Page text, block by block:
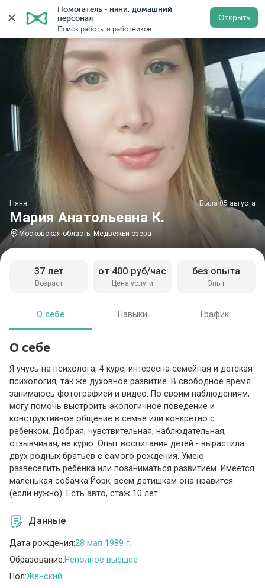
Помогатель - няни, домашний
персонал
Поиск работы и работников
Открыть
Главная Няни Няни в Московской области Няни
Мария Анатольевна К.
Няня Была 05 августа
Московская область, Медвежьи озера
Возраст
37 лет
Цена услуги
от 400 руб/час
Опыт
без опыта
О себе Навыки График
О себе
Я учусь на психолога, 4 курс, интересна семейная и детская
психология, так же духовное развитие. В свободное время
занимаюсь фотографией и видео. По своим наблюдениям,
могу помочь выстроить экологичное поведение и
конструктивное общение в семье или конкретно с
ребенком. Добрая, чувствительная, наблюдательная,
отзывчивая, не курю. Опыт воспитания детей - вырастила
двух родных братьев с самого рождения. Умею
развеселить ребенка или позаниматься развитием. Имеется
маленькая собачка Йорк, всем детишкам она нравится
(если нужно). Есть авто, стаж 10 лет.
Данные
Дата рождения:28 мая 1989 г.
Образование:Неполное высшее
Пол:Женский